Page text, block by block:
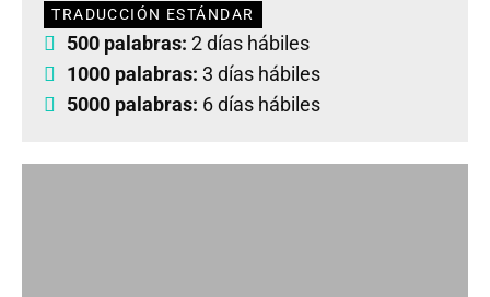
TRADUCCIÓN ESTÁNDAR
500 palabras: 2 días hábiles
1000 palabras: 3 días hábiles
5000 palabras: 6 días hábiles